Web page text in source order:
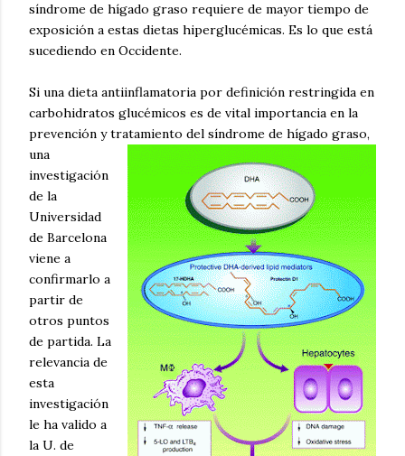
síndrome de hígado graso requiere de mayor tiempo de
exposición a estas dietas hiperglucémicas. Es lo que está
sucediendo en Occidente.
Si una dieta antiinflamatoria por definición restringida en
carbohidratos glucémicos es de vital importancia en la
prevención y tratamiento del síndrome de hígado graso,
una
investigación
de la
Universidad
de Barcelona
viene a
confirmarlo a
partir de
otros puntos
de partida. La
relevancia de
esta
investigación
le ha valido a
la U. de